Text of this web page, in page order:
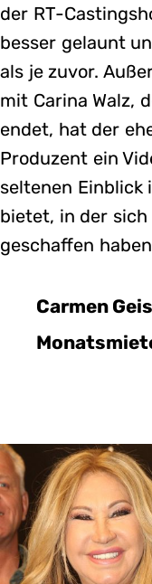
der RT-
besser gelaunt
als je zuvor.
mit Carina Walz,
endet, hat der
Produzent ein
seltenen Einblick
bietet, in der sich
geschaffen
Carmen